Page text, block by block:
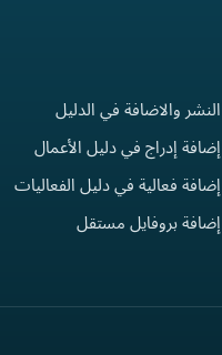
النشر والاضافة في الدليل
إضافة إدراج في دليل الأعمال
إضافة فعالية في دليل الفعاليات
إضافة بروفايل مستقل